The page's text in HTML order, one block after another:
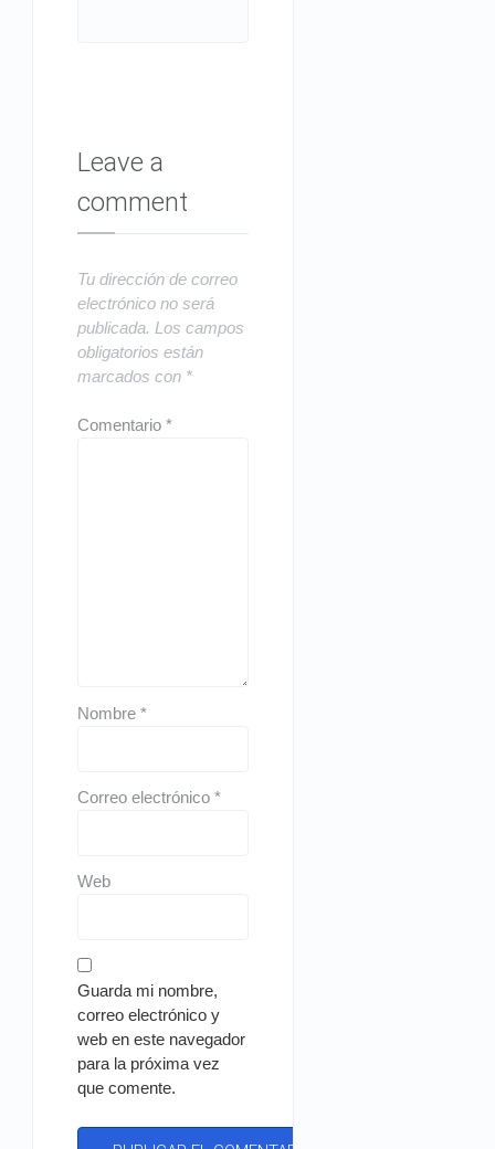
Leave a
comment
Tu dirección de correo
electrónico no será
publicada. Los campos
obligatorios están
marcados con *
Comentario*
Nombre*
Correo electrónico*
Web
Guarda mi nombre,
correo electrónico y
web en este navegador
para la próxima vez
que comente.